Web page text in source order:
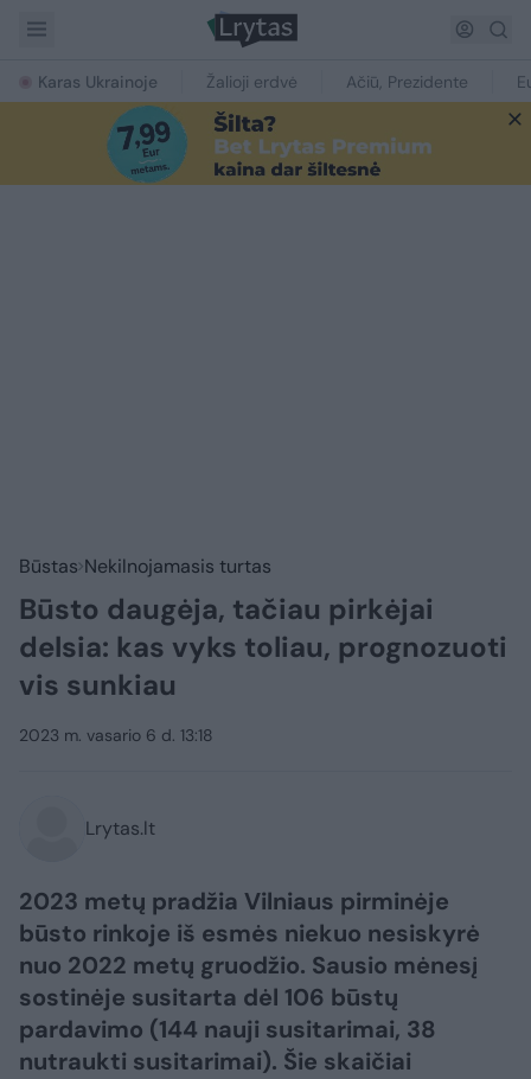
Karas Ukrainoje Žalioji erdvė Ačiū, Prezidente
Būstas Nekilnojamasis turtas
Būsto daugėja, tačiau pirkėjai
delsia: kas vyks toliau, prognozuoti
vis sunkiau
2023 m. vasario 6 d. 13:18
Lrytas.lt
2023 metų pradžia Vilniaus pirminėje
būsto rinkoje iš esmės niekuo nesiskyrė
nuo 2022 metų gruodžio. Sausio mėnesį
sostinėje susitarta dėl 106 būstų
pardavimo (144 nauji susitarimai, 38
nutraukti susitarimai). Šie skaičiai